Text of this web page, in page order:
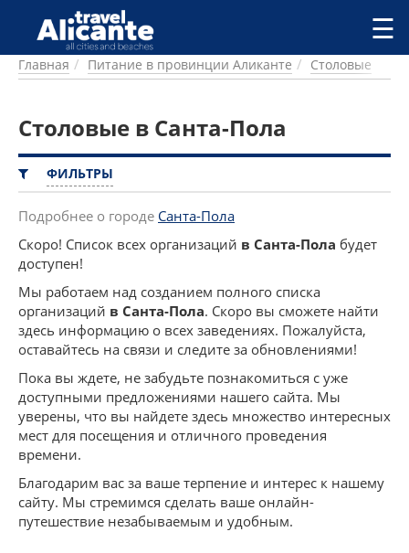
Перейти к основному содержанию
ГОРОДА
ПИТАНИЕ
ПЛЯЖИ
ДОСТОПРИМЕЧАТЕЛЬНОСТИ
КЕМПИНГ
КОМАРКИ (РАЙОНЫ)
РЕЦЕПТЫ
ПРЕДЛОЖЕНИЯ
СТАТЬИ
УСЛУГИ
☰
Главная Питание в провинции Аликанте Столовые
Столовые в Санта-Пола
ФИЛЬТРЫ
Подробнее о городе Санта-Пола
Скоро! Список всех организаций в Санта-Пола будет
доступен!
Мы работаем над созданием полного списка
организаций в Санта-Пола. Скоро вы сможете найти
здесь информацию о всех заведениях. Пожалуйста,
оставайтесь на связи и следите за обновлениями!
Пока вы ждете, не забудьте познакомиться с уже
доступными предложениями нашего сайта. Мы
уверены, что вы найдете здесь множество интересных
мест для посещения и отличного проведения
времени.
Благодарим вас за ваше терпение и интерес к нашему
сайту. Мы стремимся сделать ваше онлайн-
путешествие незабываемым и удобным.